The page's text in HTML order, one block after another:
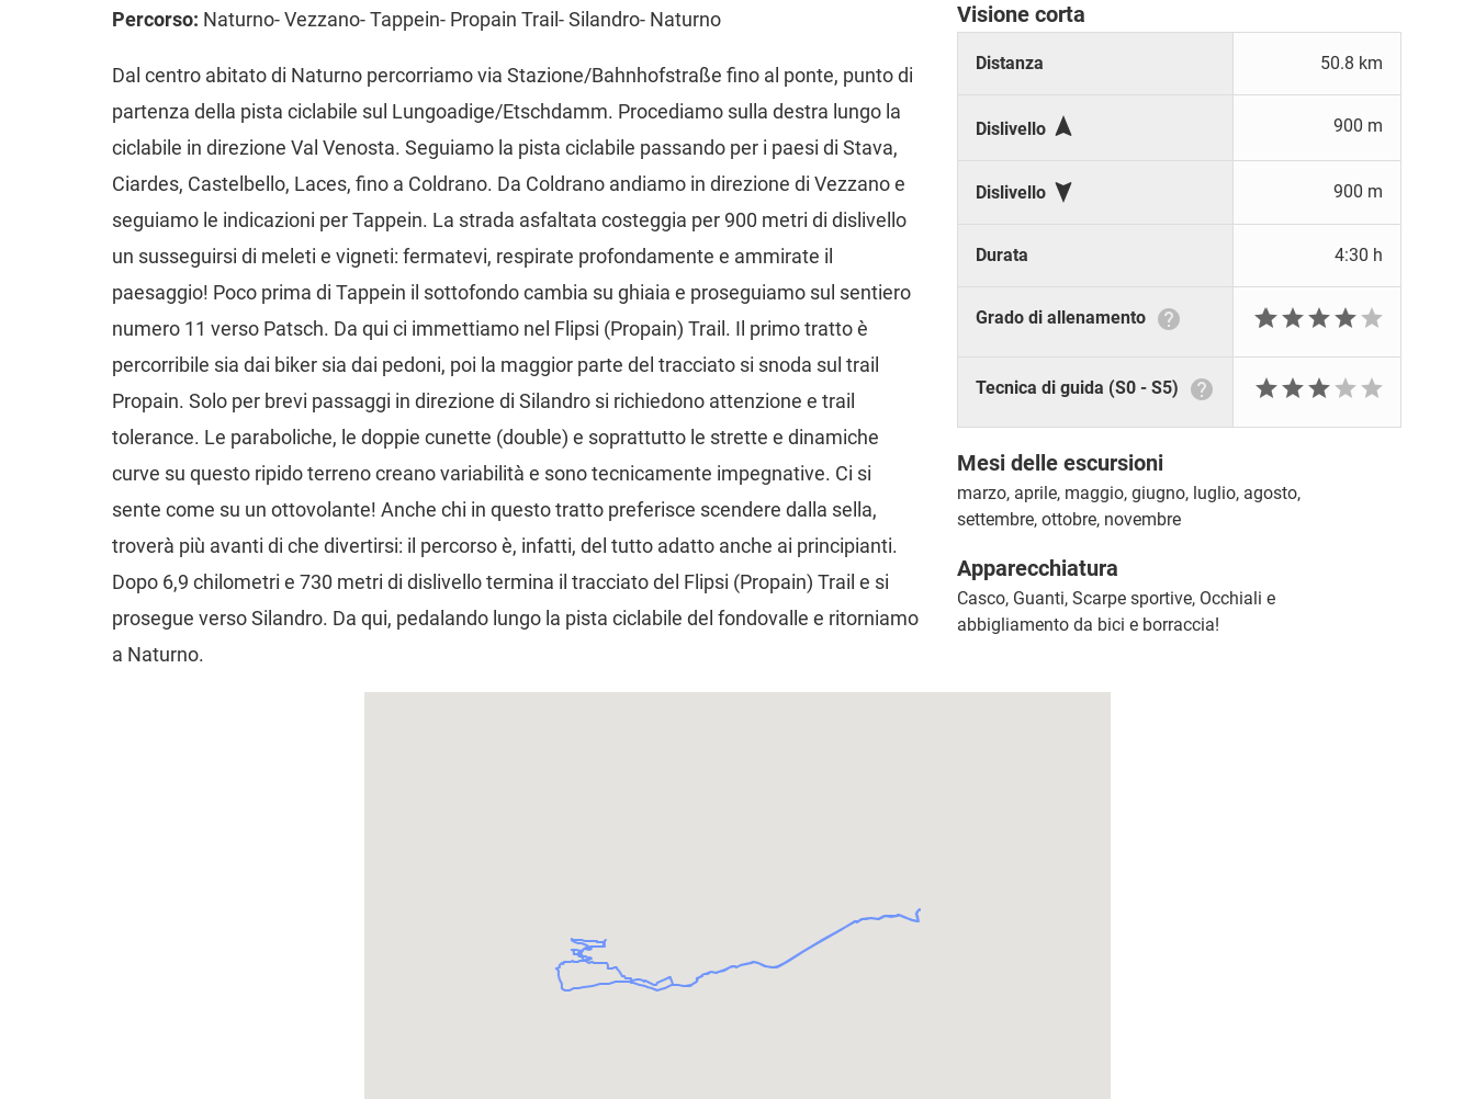
Visione corta
Distanza 50.8 km
Dislivello  900 m
Dislivello  900 m
Durata 4:30 h
Grado di allenamento  

Tecnica di guida (S0 - S5)  
Mesi delle escursioni
marzo, aprile, maggio, giugno, luglio, agosto,
settembre, ottobre, novembre
Apparecchiatura
Casco, Guanti, Scarpe sportive, Occhiali e
abbigliamento da bici e borraccia!
Percorso: Naturno- Vezzano- Tappein- Propain Trail- Silandro- Naturno
Dal centro abitato di Naturno percorriamo via Stazione/Bahnhofstraße fino al ponte, punto di
partenza della pista ciclabile sul Lungoadige/Etschdamm. Procediamo sulla destra lungo la
ciclabile in direzione Val Venosta. Seguiamo la pista ciclabile passando per i paesi di Stava,
Ciardes, Castelbello, Laces, fino a Coldrano. Da Coldrano andiamo in direzione di Vezzano e
seguiamo le indicazioni per Tappein. La strada asfaltata costeggia per 900 metri di dislivello
un susseguirsi di meleti e vigneti: fermatevi, respirate profondamente e ammirate il
paesaggio! Poco prima di Tappein il sottofondo cambia su ghiaia e proseguiamo sul sentiero
numero 11 verso Patsch. Da qui ci immettiamo nel Flipsi (Propain) Trail. Il primo tratto è
percorribile sia dai biker sia dai pedoni, poi la maggior parte del tracciato si snoda sul trail
Propain. Solo per brevi passaggi in direzione di Silandro si richiedono attenzione e trail
tolerance. Le paraboliche, le doppie cunette (double) e soprattutto le strette e dinamiche
curve su questo ripido terreno creano variabilità e sono tecnicamente impegnative. Ci si
sente come su un ottovolante! Anche chi in questo tratto preferisce scendere dalla sella,
troverà più avanti di che divertirsi: il percorso è, infatti, del tutto adatto anche ai principianti.
Dopo 6,9 chilometri e 730 metri di dislivello termina il tracciato del Flipsi (Propain) Trail e si
prosegue verso Silandro. Da qui, pedalando lungo la pista ciclabile del fondovalle e ritorniamo
a Naturno.